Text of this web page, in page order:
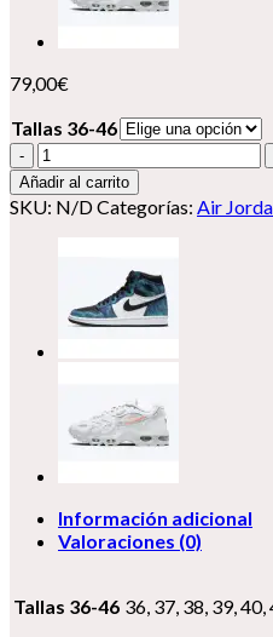
79,00€
Tallas 36-46
Nike
Air
Jordan
1
Añadir al carrito
SKU: N/DCategorías: Air
Información adicional
Valoraciones (0)
Tallas 36-46 36, 37, 38, 39,